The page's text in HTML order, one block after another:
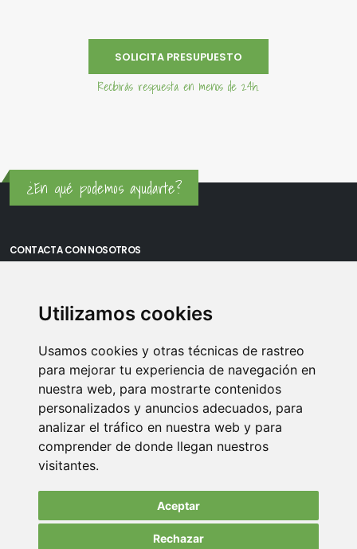
Utilizamos cookies
Usamos cookies y otras técnicas de rastreo
para mejorar tu experiencia de navegación en
nuestra web, para mostrarte contenidos
personalizados y anuncios adecuados, para
analizar el tráfico en nuestra web y para
comprender de donde llegan nuestros
visitantes.
Aceptar
Rechazar
SOLICITA PRESUPUESTO
Recibirás respuesta en menos de 24h.
¿En qué podemos ayudarte?
CONTACTA CON NOSOTROS
Oficina Vitoria: Boulevard de Salburua 8, planta 3, 01002 - Vitoria-
Email:info@memoriasusb.com